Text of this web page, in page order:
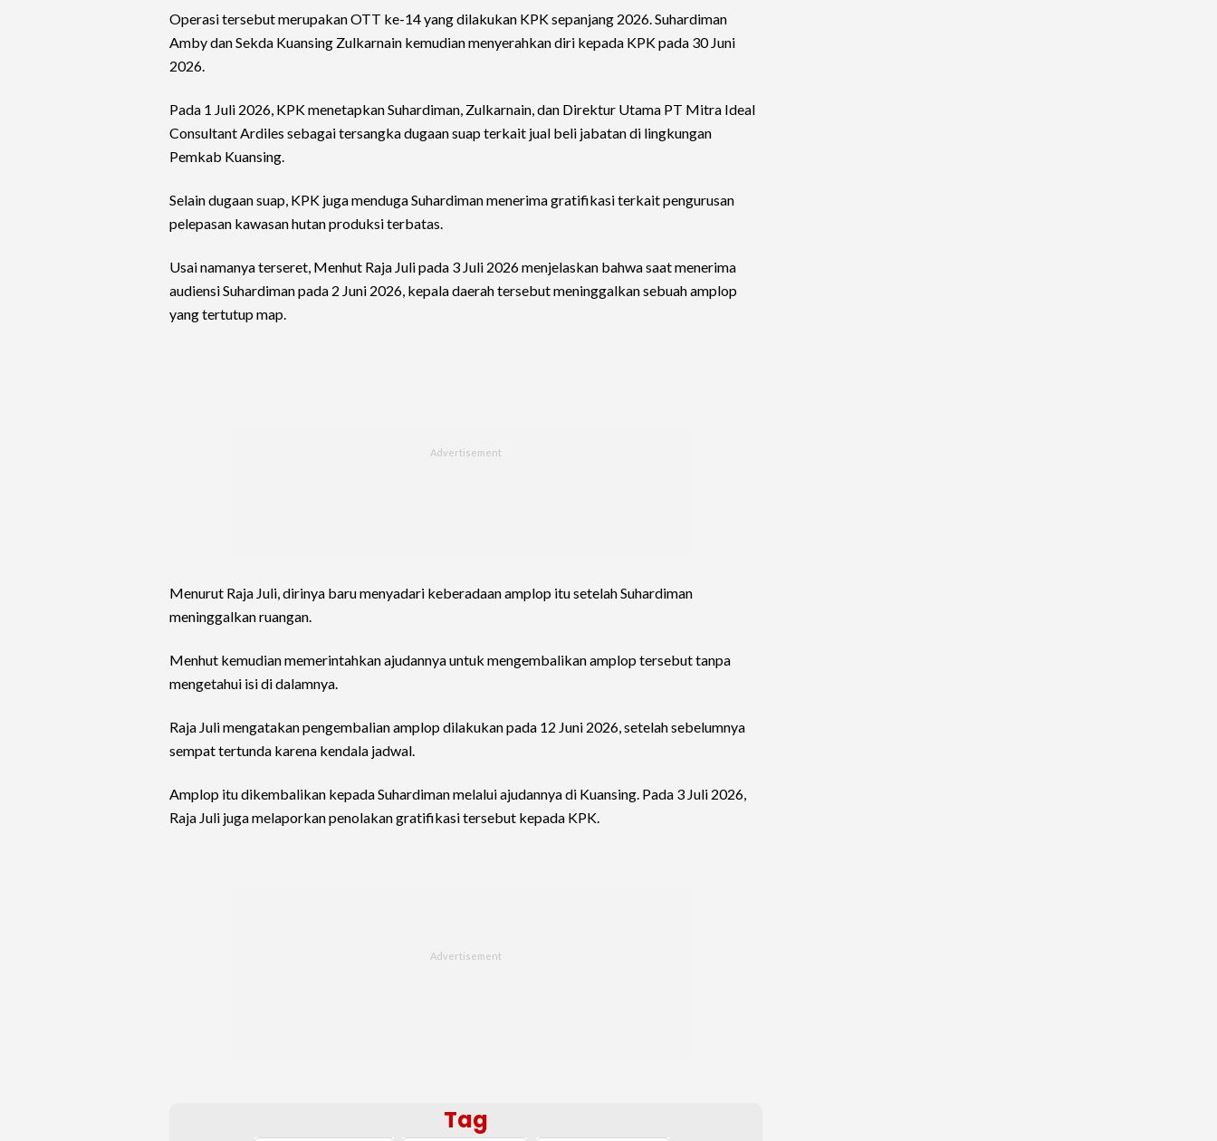
Operasi tersebut merupakan OTT ke-14 yang dilakukan KPK sepanjang 2026. Suhardiman
Amby dan Sekda Kuansing Zulkarnain kemudian menyerahkan diri kepada KPK pada 30 Juni
2026.
Pada 1 Juli 2026, KPK menetapkan Suhardiman, Zulkarnain, dan Direktur Utama PT Mitra Ideal
Consultant Ardiles sebagai tersangka dugaan suap terkait jual beli jabatan di lingkungan
Pemkab Kuansing.
Selain dugaan suap, KPK juga menduga Suhardiman menerima gratifikasi terkait pengurusan
pelepasan kawasan hutan produksi terbatas.
Usai namanya terseret, Menhut Raja Juli pada 3 Juli 2026 menjelaskan bahwa saat menerima
audiensi Suhardiman pada 2 Juni 2026, kepala daerah tersebut meninggalkan sebuah amplop
yang tertutup map.
Menurut Raja Juli, dirinya baru menyadari keberadaan amplop itu setelah Suhardiman
meninggalkan ruangan.
Menhut kemudian memerintahkan ajudannya untuk mengembalikan amplop tersebut tanpa
mengetahui isi di dalamnya.
Raja Juli mengatakan pengembalian amplop dilakukan pada 12 Juni 2026, setelah sebelumnya
sempat tertunda karena kendala jadwal.
Amplop itu dikembalikan kepada Suhardiman melalui ajudannya di Kuansing. Pada 3 Juli 2026,
Raja Juli juga melaporkan penolakan gratifikasi tersebut kepada KPK.
Tag